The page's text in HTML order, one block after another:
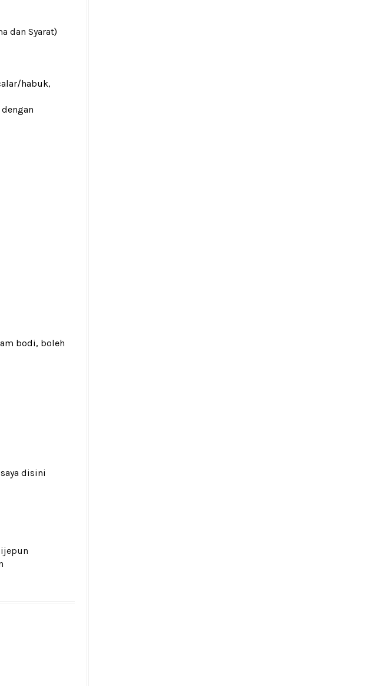
dan Syarat)
habuk,
bodi, boleh
disini